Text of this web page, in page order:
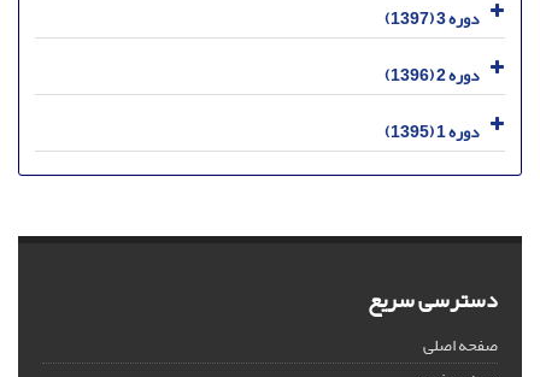
دوره 3 (1397)
دوره 2 (1396)
دوره 1 (1395)
دسترسی سریع
صفحه اصلی